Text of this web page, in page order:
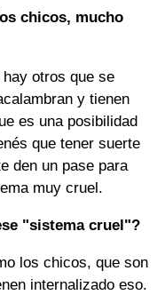
chicos, mucho
otros que se
y tienen
es una posibilidad
que tener suerte
den un pase para
muy cruel.
"sistema cruel"?
los chicos, que son
internalizado eso.